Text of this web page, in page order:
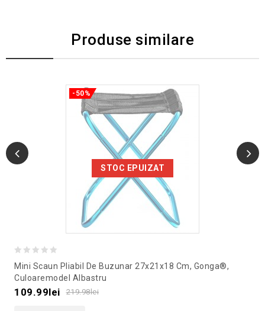
Produse similare
STOC EPUIZAT
-50%
out
of
Mini Scaun Pliabil De Buzunar 27x21x18 Cm, Gonga®,
Culoaremodel Albastru
219.98lei
109.99lei